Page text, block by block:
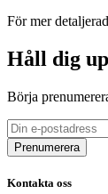
För mer
Håll dig
Börja
Kontakta oss